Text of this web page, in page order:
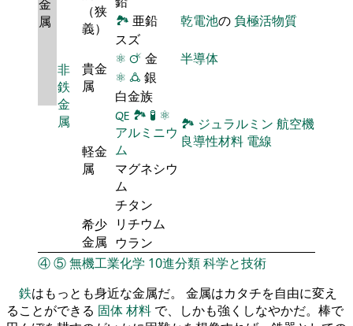
金
属
非
鉄
金
属
（狭
義）
🏞 亜鉛 乾電池の 負極活物質
スズ
貴金
属
⚛ 🜚 金
半導体
⚛ 🜛 銀
白金族
軽金
属
🜀 🏞 🧪 ⚛
アルミニウ
ム
🏞 ジュラルミン 航空機
良導性材料 電線
マグネシウ
ム
チタン
希少
金属
リチウム
ウラン
④⑤無機工業化学 10進分類科学と技術
鉄はもっとも身近な金属だ。 金属はカタチを自由に変え
ることができる 固体材料 で、しかも強くしなやかだ。棒で